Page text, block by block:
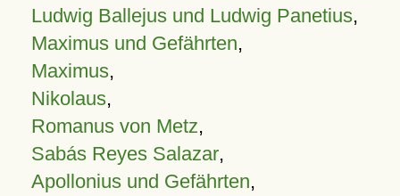
Ludwig Ballejus und Ludwig Panetius,
Maximus und Gefährten,
Maximus,
Nikolaus,
Romanus von Metz,
Sabás Reyes Salazar,
Apollonius und Gefährten,